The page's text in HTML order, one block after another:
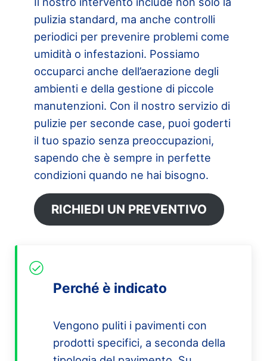
pulizia standard, ma anche controlli
periodici per prevenire problemi come
umidità o infestazioni. Possiamo
occuparci anche dell’aerazione degli
ambienti e della gestione di piccole
manutenzioni. Con il nostro servizio di
pulizie per seconde case, puoi goderti
il tuo spazio senza preoccupazioni,
sapendo che è sempre in perfette
condizioni quando ne hai bisogno.
RICHIEDI UN PREVENTIVO
Perché è indicato
Vengono puliti i pavimenti con
prodotti specifici, a seconda della